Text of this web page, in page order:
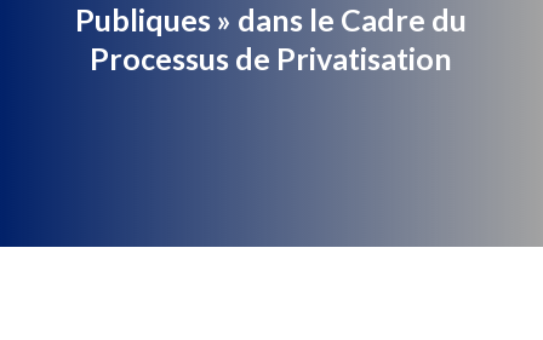
Publiques » dans le Cadre du
Processus de Privatisation